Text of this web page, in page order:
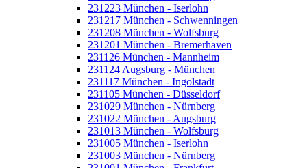
231223 München - Iserlohn
231217 München - Schwenningen
231208 München - Wolfsburg
231201 München - Bremerhaven
231126 München - Mannheim
231124 Augsburg - München
231117 München - Ingolstadt
231105 München - Düsseldorf
231029 München - Nürnberg
231022 München - Augsburg
231013 München - Wolfsburg
231005 München - Iserlohn
231003 München - Nürnberg